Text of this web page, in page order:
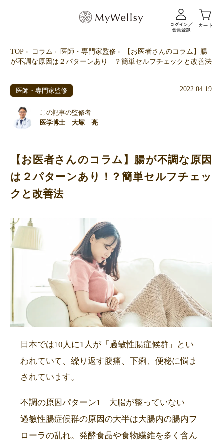
TOP コラム 医師・専門家監修
【お医者さんのコラム】腸
が不調な原因は２パターンあり！？簡単セルフチェックと改善法
医師・専門家監修
この記事の監修者
医学博士 大塚 亮
2022.04.19
【お医者さんのコラム】腸が不調な原因
は２パターンあり！？簡単セルフチェッ
クと改善法
日本では10人に1人が「過敏性腸症候群」とい
われていて、繰り返す腹痛、下痢、便秘に悩ま
されています。
不調の原因パターン1 大腸が整っていない
過敏性腸症候群の原因の大半は大腸内の腸内フ
ローラの乱れ。発酵食品や食物繊維を多く含ん